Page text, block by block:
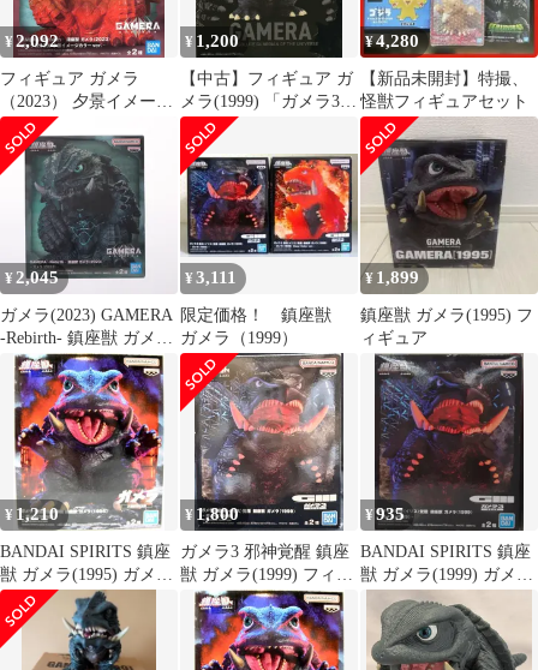
¥2,092
フィギュア ガメラ
（2023） 夕景イメージ
カラーver. 「GAMERA
-Rebirth-」 鎮座獣 ガメ
ラ（2023）【14日以内
発送】
¥ 1,200
【中古】フィギュア ガ
メラ(1999) 「ガメラ3
邪神覚醒」 鎮座獣 ガメ
ラ(1999)
¥4,280
【新品未開封】特撮、
怪獣フィギュアセット
¥2,045
ガメラ(2023) GAMERA
-Rebirth- 鎮座獣 ガメラ
(2023) ソフビフィギュ
ア プライズ(2810884)
バンプレスト
¥3,111
限定価格！ 鎮座獣
ガメラ（1999）
¥ 1,899
鎮座獣 ガメラ(1995) フ
ィギュア
¥ 1,210
BANDAI SPIRITS 鎮座
獣 ガメラ(1995) ガメラ
ブラック A
¥ 1,800
ガメラ3 邪神覚醒 鎮座
獣 ガメラ(1999) フィギ
ュア Aカラー
¥935
BANDAI SPIRITS 鎮座
獣 ガメラ(1999) ガメラ
(ノーマル)